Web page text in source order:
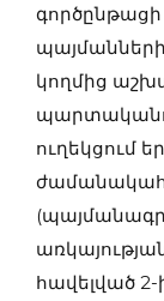
կողմից
ուղեկցում
հավելված